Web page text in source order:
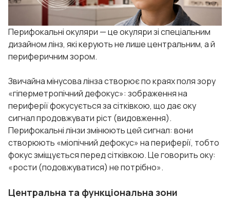
Перифокальні окуляри — це окуляри зі спеціальним
дизайном лінз, які керують не лише центральним, а й
периферичним зором.
Звичайна мінусова лінза створює по краях поля зору
«гіперметропічний дефокус»: зображення на
периферії фокусується за сітківкою, що дає оку
сигнал продовжувати ріст (видовження).
Перифокальні лінзи змінюють цей сигнал: вони
створюють «міопічний дефокус» на периферії, тобто
фокус зміщується перед сітківкою. Це говорить оку:
«рости (подовжуватися) не потрібно».
Центральна та функціональна зони